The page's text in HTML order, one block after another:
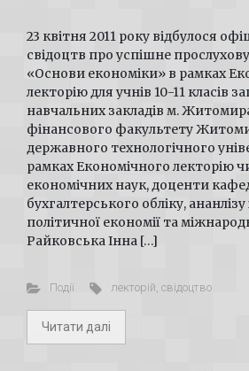
23 квітня 2011 року відбулося
свідоцтв про успішне
«Основи економіки» в рамках
лекторію для учнів 10-11 класів
навчальних закладів м.
фінансового факультету
державного технологічного
рамках Економічного лекторію
економічних наук, доценти
бухгалтерського обліку,
політичної економії та
Райковська Інна […]
Події лекторій,свідоцтво
Читати далі